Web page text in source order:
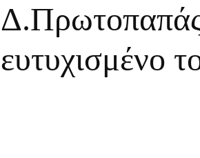
ευτυχισμένο